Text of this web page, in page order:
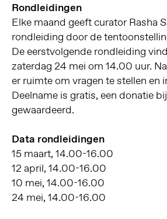
Rondleidingen
Elke maand geeft curator Rasha
rondleiding door de
De eerstvolgende rondleiding
zaterdag 24 mei om 14.00 uur.
er ruimte om vragen te stellen en
Deelname is gratis, een donatie
gewaardeerd.
Data rondleidingen
15 maart, 14.00-16.00
12 april, 14.00-16.00
10 mei, 14.00-16.00
24 mei, 14.00-16.00